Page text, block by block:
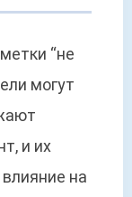
“не
могут
и их
на